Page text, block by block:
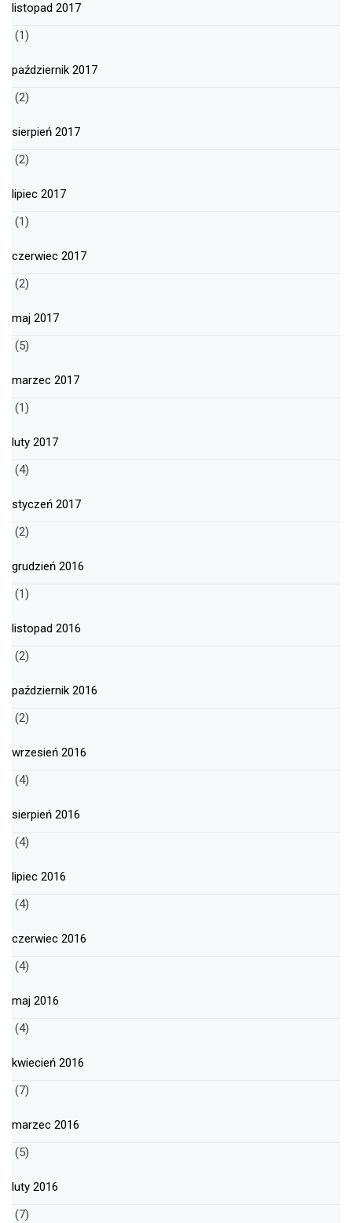
listopad 2017
(1)
październik 2017
(2)
sierpień 2017
(2)
lipiec 2017
(1)
czerwiec 2017
(2)
maj 2017
(5)
marzec 2017
(1)
luty 2017
(4)
styczeń 2017
(2)
grudzień 2016
(1)
listopad 2016
(2)
październik 2016
(2)
wrzesień 2016
(4)
sierpień 2016
(4)
lipiec 2016
(4)
czerwiec 2016
(4)
maj 2016
(4)
kwiecień 2016
(7)
marzec 2016
(5)
luty 2016
(7)